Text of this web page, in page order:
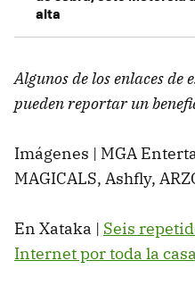
alta
Algunos de los enlaces
pueden reportar un
Imágenes | MGA
MAGICALS, Ashfly,
En Xataka | Seis
Internet por toda la casa